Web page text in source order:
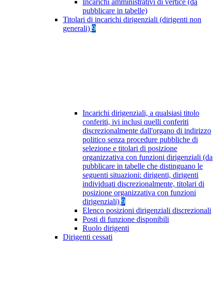
Incarichi amministrativi di vertice (da
pubblicare in tabelle)
Titolari di incarichi dirigenziali (dirigenti non
generali) 9
Incarichi dirigenziali, a qualsiasi titolo
conferiti, ivi inclusi quelli conferiti
discrezionalmente dall'organo di indirizzo
politico senza procedure pubbliche di
selezione e titolari di posizione
organizzativa con funzioni dirigenziali (da
pubblicare in tabelle che distinguano le
seguenti situazioni: dirigenti, dirigenti
individuati discrezionalmente, titolari di
posizione organizzativa con funzioni
dirigenziali) 9
Elenco posizioni dirigenziali discrezionali
Posti di funzione disponibili
Ruolo dirigenti
Dirigenti cessati